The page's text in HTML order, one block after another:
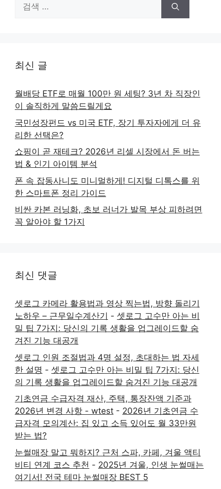
색:
최신 글
월배당 ETF로 매월 100만 원 세팅? 3년 차 직장인
이 솔직하게 말씀드릴게요
국민성장펀드 vs 미국 ETF, 장기 투자자에게 더 유
리한 선택은?
쇼핑이 곧 재테크? 2026년 리셀 시장에서 돈 버는
법 & 인기 아이템 분석
폰 속 잡동사니도 미니멀하게! 디지털 디톡스를 위
한 스마트폰 정리 가이드
비싼 카본 러닝화, 초보 러너가 발목 부상 피하려면
꼭 알아야 할 1가지
최신 댓글
셋로그 카메라 활용법과 영상 찍는법, 방향 돌리기
노하우 – 근무일수계산기 - 셋로그 고수만 아는 비
밀 팁 7가지: 당신의 기록 생활을 업그레이드할 숨
겨진 기능 대공개
셋로그 인원 조절법과 4명 설정, 초대하는 법 자세
한 설명 - 셋로그 고수만 아는 비밀 팁 7가지: 당신
의 기록 생활을 업그레이드할 숨겨진 기능 대공개
기초연금 수급자격 재산, 주택, 통장잔액 기준과
2026년 변경 사항 - wtest - 2026년 기초연금 수
급자격 모의계산: 집 있고 소득 있어도 월 33만원
받는 법?
눈썰매장 말고 뭐하지? 근처 스파, 카페, 겨울 액티
비티 연계 코스 추천 - 2025년 겨울, 인생 눈썰매는
여기서! 전국 테마 눈썰매장 BEST 5